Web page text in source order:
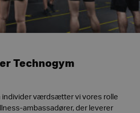
Technogym
individer værdsætter vi vores rolle
ambassadører, der leverer